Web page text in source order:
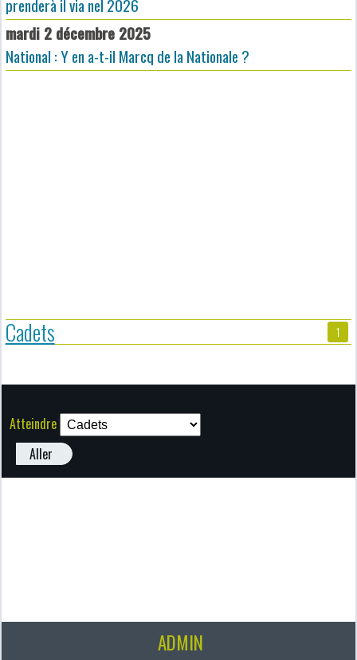
prenderà il via nel 2026
mardi 2 décembre 2025
National : Y en a-t-il Marcq de la Nationale ?
Cadets 1
Atteindre
Aller
ADMIN